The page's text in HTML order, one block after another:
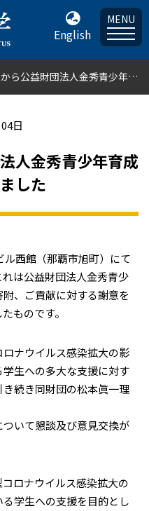
English
MENU
財団法人金秀青少年育成財団へ感謝状を贈呈しました
日
人金秀青少年育成
した
西館（那覇市旭町）にて
は公益財団法人金秀青少
、ご貢献に対する謝意を
ものです。
ナウイルス感染拡大の影
生への多大な支援に対す
続き同財団の松本眞一理
いて懇談及び意見交換が
ロナウイルス感染拡大の
学生への支援を目的とし